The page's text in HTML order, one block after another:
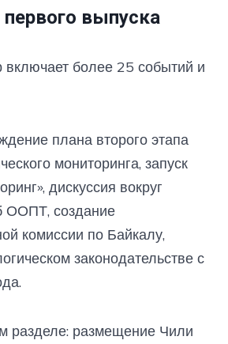
выпуска
включает более 25 событий и
плана второго этапа
мониторинга, запуск
дискуссия вокруг
ООПТ, создание
комиссии по Байкалу,
законодательстве с
разделе: размещение Чили